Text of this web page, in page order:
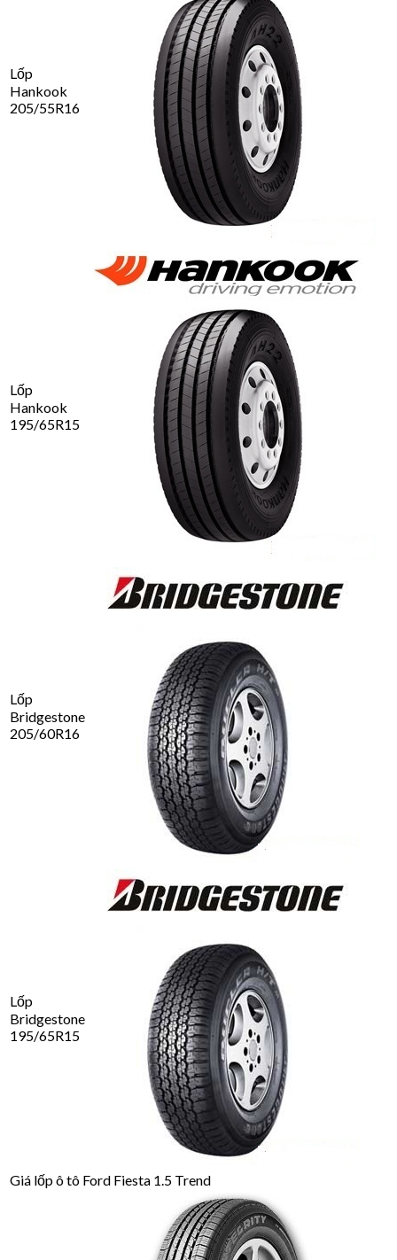
Lốp
Hankook
205/55R16
Lốp
Hankook
195/65R15
Lốp
Bridgestone
205/60R16
Lốp
Bridgestone
195/65R15
Giá lốp ô tô Ford Fiesta 1.5 Trend